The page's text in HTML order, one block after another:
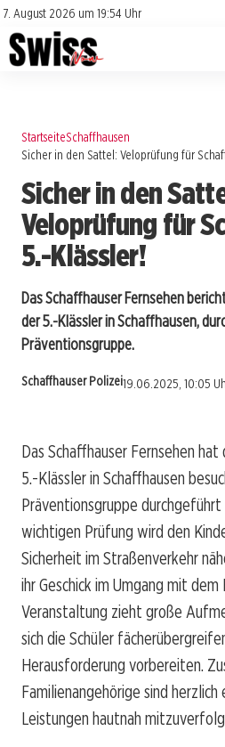
7. August 2026 um 19:54 Uhr
Impressum
Datenschutz
Jobs
Events
StartseiteSchaffhausen
Sicher in den Sattel: Veloprüfung für
Sicher in den
Veloprüfung für
5.-Klässler!
Das Schaffhauser Fernsehen
der 5.-Klässler in Schaffhausen,
Präventionsgruppe.
Schaffhauser Polizei19.06.2025, 10:05
Das Schaffhauser Fernsehen
5.-Klässler in Schaffhausen
Präventionsgruppe
wichtigen Prüfung wird den
Sicherheit im Straßenverkehr
ihr Geschick im Umgang mit
Veranstaltung zieht große
sich die Schüler
Herausforderung vorbereiten.
Familienangehörige sind
Leistungen hautnah